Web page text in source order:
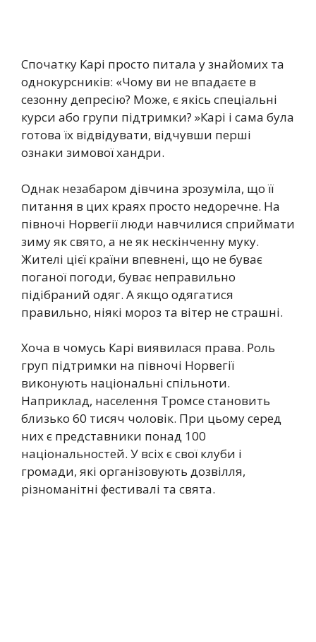
Спочатку Карі просто питала у знайомих та
однокурсників: «Чому ви не впадаєте в
сезонну депресію? Може, є якісь спеціальні
курси або групи підтримки? »Карі і сама була
готова їх відвідувати, відчувши перші
ознаки зимової хандри.
Однак незабаром дівчина зрозуміла, що її
питання в цих краях просто недоречне. На
півночі Норвегії люди навчилися сприймати
зиму як свято, а не як нескінченну муку.
Жителі цієї країни впевнені, що не буває
поганої погоди, буває неправильно
підібраний одяг. А якщо одягатися
правильно, ніякі мороз та вітер не страшні.
Хоча в чомусь Карі виявилася права. Роль
груп підтримки на півночі Норвегії
виконують національні спільноти.
Наприклад, населення Тромсе становить
близько 60 тисяч чоловік. При цьому серед
них є представники понад 100
національностей. У всіх є свої клуби і
громади, які організовують дозвілля,
різноманітні фестивалі та свята.